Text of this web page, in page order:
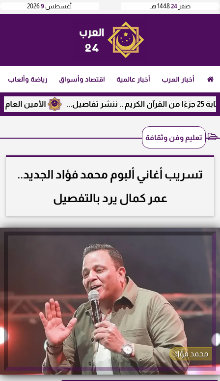
أغسطس9
2026 صفر 241448 هـ
أخبار العرب أخبار عالمية اقتصاد وأسواق رياضة وألعاب
الأمين العام
تعليم وفن وثقافة
تسريب أغاني ألبوم محمد فؤاد الجديد..
عمر كمال يرد بالتفصيل
محمد فؤاد